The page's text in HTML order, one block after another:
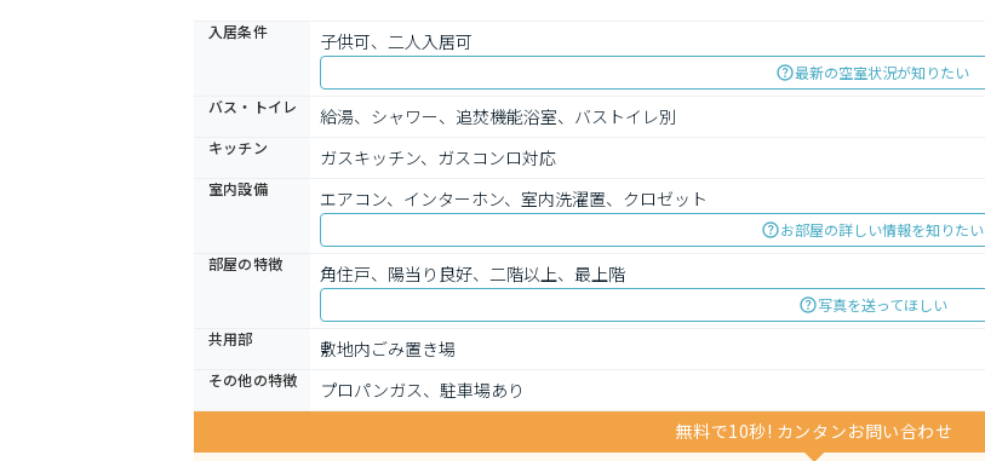
入居条件 子供可、二人入居可
最新の空室状況が知りたい
バス・トイレ
給湯、シャワー、追焚機能浴室、バストイレ別
キッチン ガスキッチン、ガスコンロ対応
室内設備 エアコン、インターホン、室内洗濯置、クロゼット
お部屋の詳しい情報を知りたい
部屋の特徴
角住戸、陽当り良好、二階以上、最上階
写真を送ってほしい
共用部
敷地内ごみ置き場
その他の特徴
プロパンガス、駐車場あり
無料で10秒! カンタンお問い合わせ